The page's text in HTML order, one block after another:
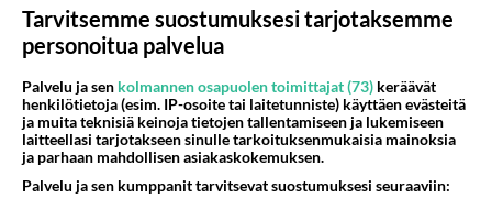
puolin. Läht...
13.07.2020 19:41
METSÄNHOITO Vastattu 1v
MAJAVAN MUUTTO
MAJAVA HALUAA MUUTTAA TONTILLENI
KAULANNUT JO MUUTAMIA PUITA EN OLE
Tarvitsemme suostumuksesi tarjotaksemme
personoitua palvelua
Palvelu ja sen kolmannen osapuolen toimittajat (73) keräävät
henkilötietoja (esim. IP-osoite tai laitetunniste) käyttäen evästeitä
ja muita teknisiä keinoja tietojen tallentamiseen ja lukemiseen
laitteellasi tarjotakseen sinulle tarkoituksenmukaisia mainoksia
ja parhaan mahdollisen asiakaskokemuksen.
Palvelu ja sen kumppanit tarvitsevat suostumuksesi seuraaviin: